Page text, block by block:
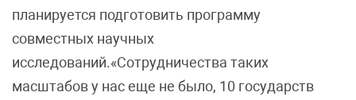
планируется подготовить программу
совместных научных
исследований.«Сотрудничества таких
масштабов у нас еще не было, 10 государств